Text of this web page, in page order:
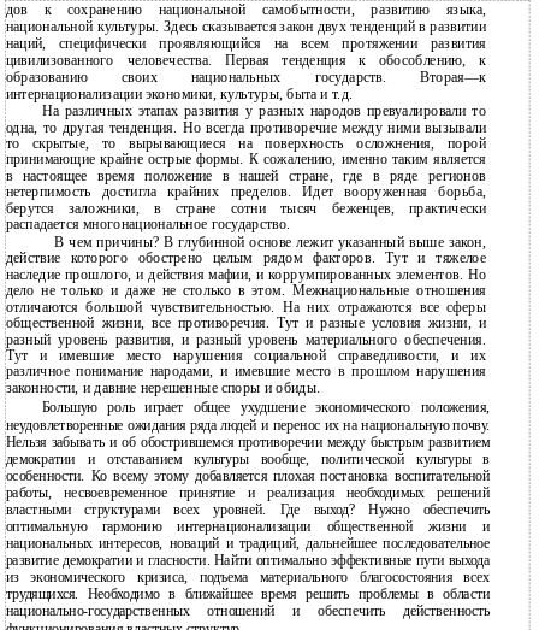
дов к сохранению национальной самобытности, развитию языка,
национальной культуры. Здесь сказывается закон двух тенденций в развитии
наций, специфически проявляющийся на всем протяжении развития
цивилизованного человечества. Первая тенденция к обособлению, к
образованию своих национальных государств. Вторая—к
интернационализации экономики, культуры, быта и т.д.
На различных этапах развития у разных народов превуалировали то
одна, то другая тенденция. Но всегда противоречие между ними вызывали
то скрытые, то вырывающиеся на поверхность осложнения, порой
принимающие крайне острые формы. К сожалению, именно таким является
в настоящее время положение в нашей стране, где в ряде регионов
нетерпимость достигла крайних пределов. Идет вооруженная борьба,
берутся заложники, в стране сотни тысяч беженцев, практически
распадается многонациональное государство.
В чем причины? В глубинной основе лежит указанный выше закон,
действие которого обострено целым рядом факторов. Тут и тяжелое
наследие прошлого, и действия мафии, и коррумпированных элементов. Но
дело не только и даже не столько в этом. Межнациональные отношения
отличаются большой чувствительностью. На них отражаются все сферы
общественной жизни, все противоречия. Тут и разные условия жизни, и
разный уровень развития, и разный уровень материального обеспечения.
Тут и имевшие место нарушения социальной справедливости, и их
различное понимание народами, и имевшие место в прошлом нарушения
законности, и давние нерешенные споры и обиды.
Большую роль играет общее ухудшение экономического положения,
неудовлетворенные ожидания ряда людей и перенос их на национальную почву.
Нельзя забывать и об обострившемся противоречии между быстрым развитием
демократии и отставанием культуры вообще, политической культуры в
особенности. Ко всему этому добавляется плохая постановка воспитательной
работы, несвоевременное принятие и реализация необходимых решений
властными структурами всех уровней. Где выход? Нужно обеспечить
оптимальную гармонию интернационализации общественной жизни и
национальных интересов, новаций и традиций, дальнейшее последовательное
развитие демократии и гласности. Найти оптимально эффективные пути выхода
из экономического кризиса, подъема материального благосостояния всех
трудящихся. Необходимо в ближайшее время решить проблемы в области
национально-государственных отношений и обеспечить действенность